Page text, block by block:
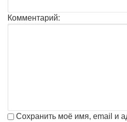
Комментарий:
Сохранить моё имя, email и